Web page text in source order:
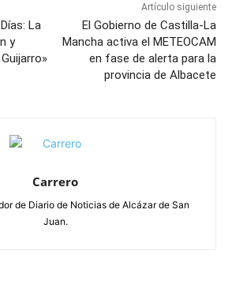
La
y
Artículo siguiente
El Gobierno de Castilla-La
Mancha activa el METEOCAM
en fase de alerta para la
provincia de Albacete
Carrero
de Diario de Noticias de Alcázar de San
Juan.